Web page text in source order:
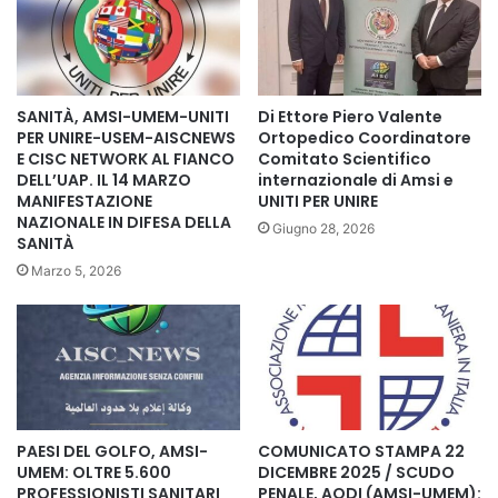
Mondo Arabo in Italia, AISC News – Agenzia Internazionale
di Informazione Senza Confini, Movimento Internazionale
Uniti per Unire e il network di agenzie stampa CISC
Network, presenti alla manifestazione accanto ad UAP,
analizza il quadro complessivo della sanità italiana.
Le associazioni e i movimenti sottolineano come il dibattito
aperto dalla manifestazione riguardi l’intera architettura
del sistema sanitario nazionale, fondata sull’equilibrio tra
sanità pubblica, sanità privata accreditata e sanità privata
autorizzata, componenti chiamate a operare nel rispetto di
rigorosi requisiti professionali, organizzativi e strutturali.
Secondo la rete associativa, qualità dell’assistenza,
sicurezza dei pazienti e tutela dei professionisti
sanitarirappresentano elementi essenziali per garantire la
sostenibilità e la credibilità del Servizio sanitario nazionale.
L’INTERVENTO DEL PROF. FOAD AODI
SANITÀ, AMSI-UMEM-UNITI
PER UNIRE-USEM-AISCNEWS
E CISC NETWORK AL FIANCO
DELL’UAP. IL 14 MARZO
MANIFESTAZIONE
NAZIONALE IN DIFESA DELLA
SANITÀ
Marzo 5, 2026
Di Ettore Piero Valente
Ortopedico Coordinatore
Comitato Scientifico
internazionale di Amsi e
UNITI PER UNIRE
Giugno 28, 2026
PAESI DEL GOLFO, AMSI-
UMEM: OLTRE 5.600
COMUNICATO STAMPA 22
DICEMBRE 2025 / SCUDO